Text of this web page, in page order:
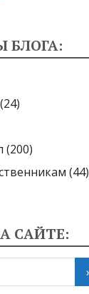
БЛОГА:
(24)
(200)
(44)
САЙТЕ: